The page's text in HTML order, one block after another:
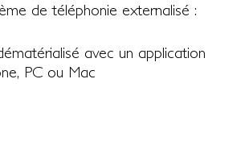
de téléphonie externalisé :
avec un application
PC ou Mac